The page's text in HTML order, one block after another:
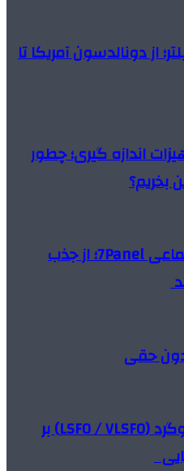
از دونالدسون آمریکا تا
اندازه گیری؛ چطور
بخریم؟
خدمات شبکه‌های اجتماعی 7Panel؛ از جذب
حقی
تأثیر سوخت‌های کم‌گوگرد (LSFO / VLSFO) بر